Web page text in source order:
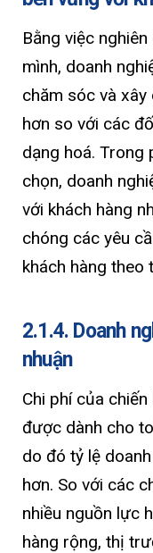
Bằng việc
mình, doanh
chăm sóc và
hơn so với các
dạng hoá. Trong
chọn, doanh
với khách hàng
chóng các yêu
khách hàng theo
2.1.4. Doanh
nhuận
Chi phí của
được dành cho
do đó tỷ lệ
hơn. So với các
nhiều nguồn lực
hàng rộng, thị